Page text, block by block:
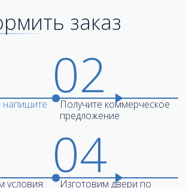
заказ
напишите
02
Получите коммерческое
предложение
условия
04
Изготовим двери по